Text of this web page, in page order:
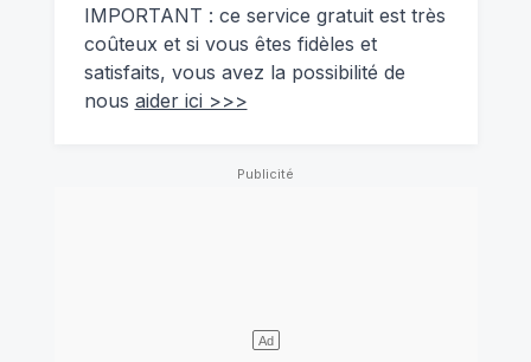
IMPORTANT : ce service gratuit est très
coûteux et si vous êtes fidèles et
satisfaits, vous avez la possibilité de
nous aider ici >>>